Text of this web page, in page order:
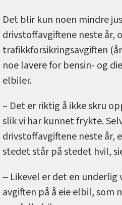
Det blir kun noen mindre
drivstoffavgiftene neste år,
trafikkforsikringsavgiften
noe lavere for bensin- og
elbiler.
– Det er riktig å ikke skru
slik vi har kunnet frykte.
drivstoffavgiftene neste år,
stedet står på stedet hvil,
‒ Likevel er det en underlig
avgiften på å eie elbil, som